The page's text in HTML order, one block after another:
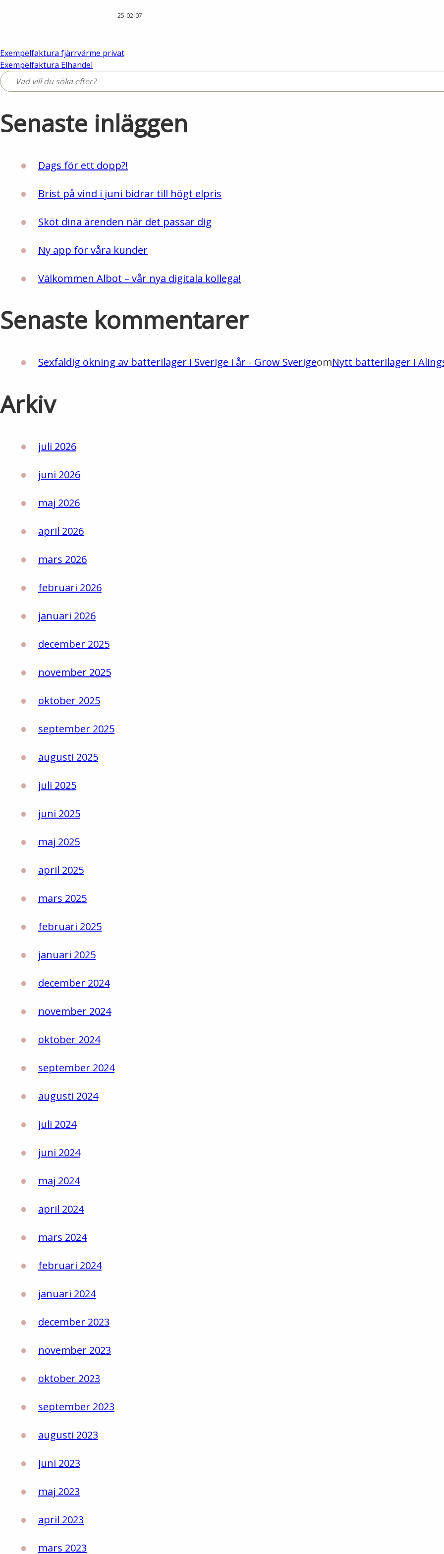
25-02-07
Inläggsnavigering
Exempelfaktura fjärrvärme privat
Exempelfaktura Elhandel
Senaste inläggen
Dags för ett dopp?!
Brist på vind i juni bidrar till högt elpris
Sköt dina ärenden när det passar dig
Ny app för våra kunder
Välkommen Albot – vår nya digitala kollega!
Senaste kommentarer
Sexfaldig ökning av batterilager i Sverige i år - Grow SverigeomNytt batterilager i
Arkiv
juli 2026
juni 2026
maj 2026
april 2026
mars 2026
februari 2026
januari 2026
december 2025
november 2025
oktober 2025
september 2025
augusti 2025
juli 2025
juni 2025
maj 2025
april 2025
mars 2025
februari 2025
januari 2025
december 2024
november 2024
oktober 2024
september 2024
augusti 2024
juli 2024
juni 2024
maj 2024
april 2024
mars 2024
februari 2024
januari 2024
december 2023
november 2023
oktober 2023
september 2023
augusti 2023
juni 2023
maj 2023
april 2023
mars 2023